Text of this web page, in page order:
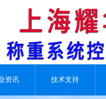
资讯 技术支持